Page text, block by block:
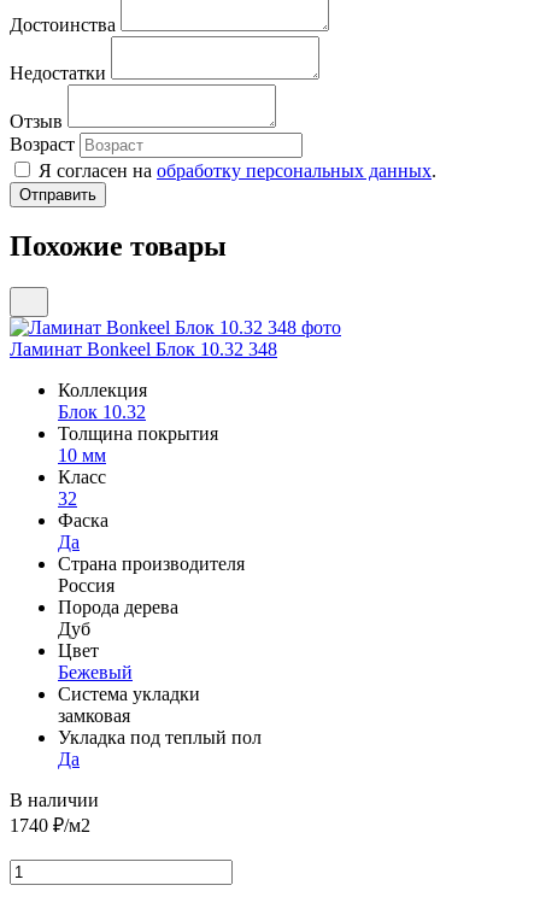
Достоинства
Недостатки
Отзыв
Возраст
Я согласен на обработку персональных данных.
Похожие товары
Ламинат Bonkeel Блок 10.32 348
Коллекция
Блок 10.32
Толщина покрытия
10 мм
Класс
32
Фаска
Да
Страна производителя
Россия
Порода дерева
Дуб
Цвет
Бежевый
Система укладки
замковая
Укладка под теплый пол
Да
В наличии
1740 ₽/м2